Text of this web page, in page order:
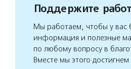
Поддержите
Мы работаем, чтобы у вас
информация и полезные
по любому вопросу в
Вместе мы этого достигнем